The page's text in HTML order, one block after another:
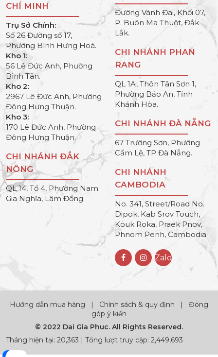
CHÍ MINH
Trụ Sở Chính:
Số 26 Đường số 17,
Phường Bình Hưng Hoà.
Kho 1:
56 Lê Đức Anh, Phường
Bình Tân.
Kho 2:
2967 Lê Đức Anh, Phường
Đông Hưng Thuận.
Kho 3:
170 Lê Đức Anh, Phường
Đông Hưng Thuận.
CHI NHÁNH ĐẮK
NÔNG
QL 14, Tổ 4, Phường Nam
Gia Nghĩa, Lâm Đồng.
Đường Vành Đai, Khối 07,
P. Buôn Ma Thuột, Đắk
Lắk.
CHI NHÁNH PHAN
RANG
QL 1A, Thôn Tân Sơn 1,
Phường Bảo An, Tỉnh
Khánh Hòa.
CHI NHÁNH ĐÀ NẴNG
67 Trường Sơn, Phường
Cẩm Lệ, TP Đà Nẵng.
CHI NHÁNH
CAMBODIA
No. 341, Street/Road No.
Dipok, Kab Srov Touch,
Kouk Roka, Praek Pnov,
Phnom Penh, Cambodia
Zalo
Hướng dẫn mua hàng | Chính sách & quy định | Đóng
góp ý kiến
© 2022 Dai Gia Phuc. All Rights Reserved.
Tháng hiện tại: 20,363 | Tổng lượt truy cập: 2,449,693